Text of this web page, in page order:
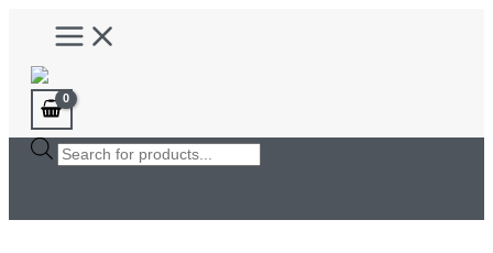
innehåll
Main
Menu
Products
search